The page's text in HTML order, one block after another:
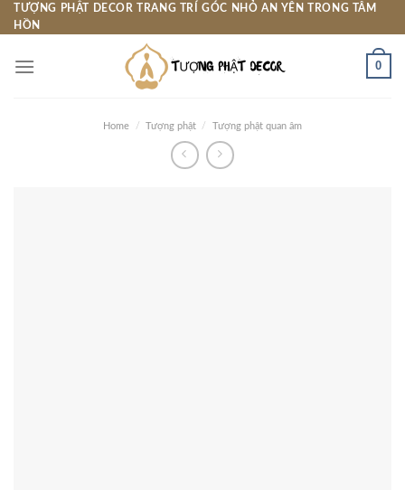
Skip
to
TƯỢNG PHẬT DECOR TRANG TRÍ GÓC NHỎ AN YÊN TRONG TÂM
HỒN
0
Home / Tượng phật / Tượng phật quan âm